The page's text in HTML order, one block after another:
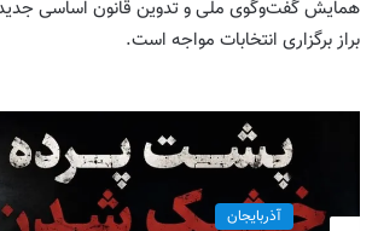
همایش گفت‌وگوی ملی و تدوین قانون اساسی
براز برگزاری انتخابات مواجه است.
آذربایجان